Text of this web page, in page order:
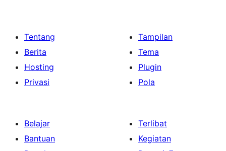
Tentang
Berita
Hosting
Privasi
Tampilan
Tema
Plugin
Pola
Belajar
Bantuan
Terlibat
Kegiatan